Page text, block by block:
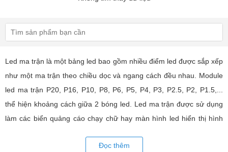
Led ma trận là một bảng led bao gồm nhiều điểm led được sắp xếp
như một ma trận theo chiều dọc và ngang cách đều nhau. Module
led ma trận P20, P16, P10, P8, P6, P5, P4, P3, P2.5, P2, P1.5,...
thể hiện khoảng cách giữa 2 bóng led. Led ma trận được sử dụng
làm các biển quảng cáo chạy chữ hay màn hình led hiển thị hình
nhiều lĩnh vực của cuộc sống. LED Trường An cung cấp tất cả các
Đọc thêm